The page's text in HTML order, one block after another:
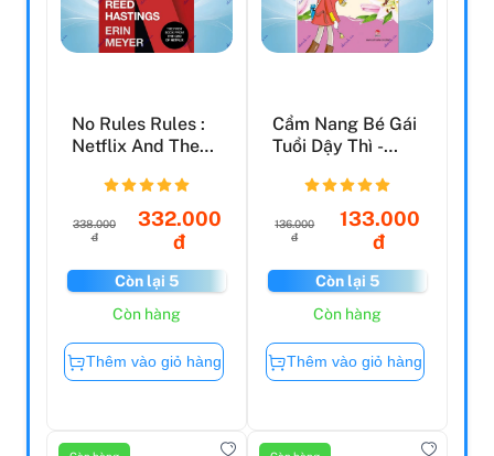
No Rules Rules :
Netflix And The
Reinve...
338.000
đ
332.000
đ
Còn lại 5
Còn hàng
Thêm vào giỏ hàng
Cẩm Nang Bé Gái
Tuổi Dậy Thì -
136.000
đ
133.000
đ
Còn lại 5
Còn hàng
Thêm vào giỏ hàng